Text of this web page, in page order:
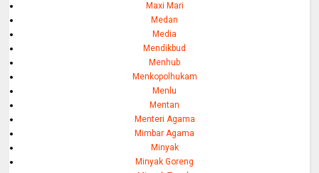
Maxi Mari
Medan
Media
Mendikbud
Menhub
Menkopolhukam
Menlu
Mentan
Menteri Agama
Mimbar Agama
Minyak
Minyak Goreng